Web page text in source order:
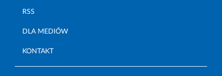
RSS
DLA MEDIÓW
KONTAKT